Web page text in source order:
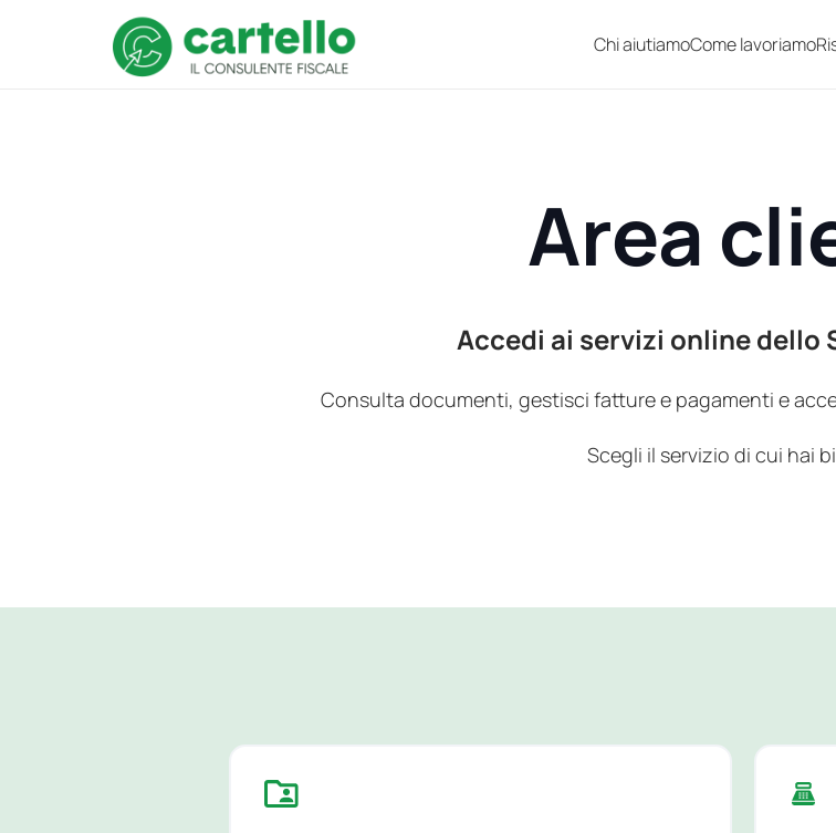
Chi aiutiamoCome lavoriamo
Area
Accedi ai servizi online dello
Consulta documenti, gestisci fatture e pagamenti e
Scegli il servizio di cui hai